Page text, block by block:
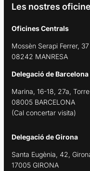
Les nostres
Oficines Centrals
Mossèn Serapi Ferrer, 37
08242 MANRESA
Delegació de Barcelona
Marina, 16-18, 27a,
08005 BARCELONA
(Cal concertar visita)
Delegació de Girona
Santa Eugènia, 42,
17005 GIRONA